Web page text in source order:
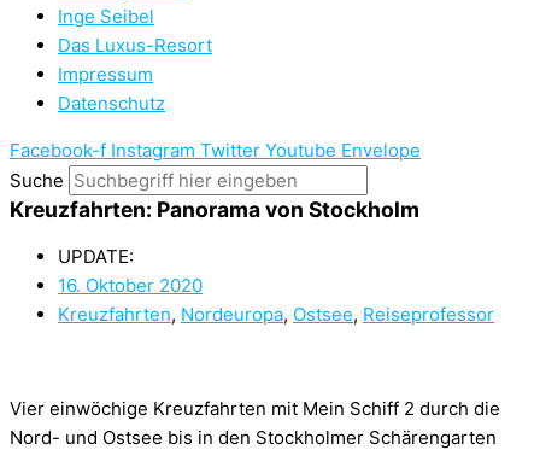
Inge Seibel
Das Luxus-Resort
Impressum
Datenschutz
Facebook-f Instagram Twitter Youtube Envelope
Suche
Kreuzfahrten: Panorama von Stockholm
UPDATE:
16. Oktober 2020
Kreuzfahrten, Nordeuropa, Ostsee, Reiseprofessor
Vier einwöchige Kreuzfahrten mit Mein Schiff 2 durch die
Nord- und Ostsee bis in den Stockholmer Schärengarten